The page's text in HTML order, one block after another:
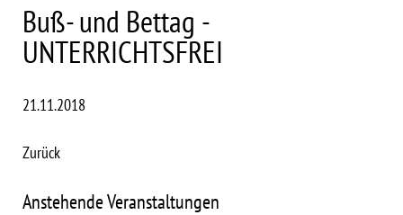
Buß- und Bettag -
UNTERRICHTSFREI
21.11.2018
Zurück
Anstehende Veranstaltungen